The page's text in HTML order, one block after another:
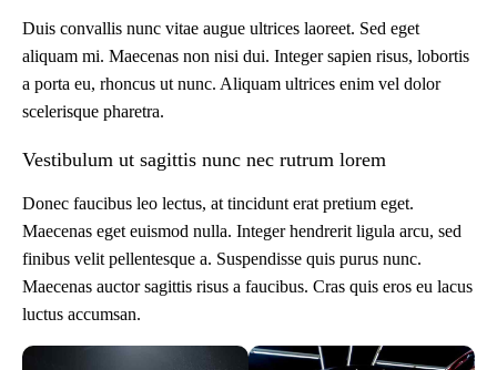
Duis convallis nunc vitae augue ultrices laoreet. Sed eget
aliquam mi. Maecenas non nisi dui. Integer sapien risus, lobortis
a porta eu, rhoncus ut nunc. Aliquam ultrices enim vel dolor
scelerisque pharetra.
Vestibulum ut sagittis nunc nec rutrum lorem
Donec faucibus leo lectus, at tincidunt erat pretium eget.
Maecenas eget euismod nulla. Integer hendrerit ligula arcu, sed
finibus velit pellentesque a. Suspendisse quis purus nunc.
Maecenas auctor sagittis risus a faucibus. Cras quis eros eu lacus
luctus accumsan.